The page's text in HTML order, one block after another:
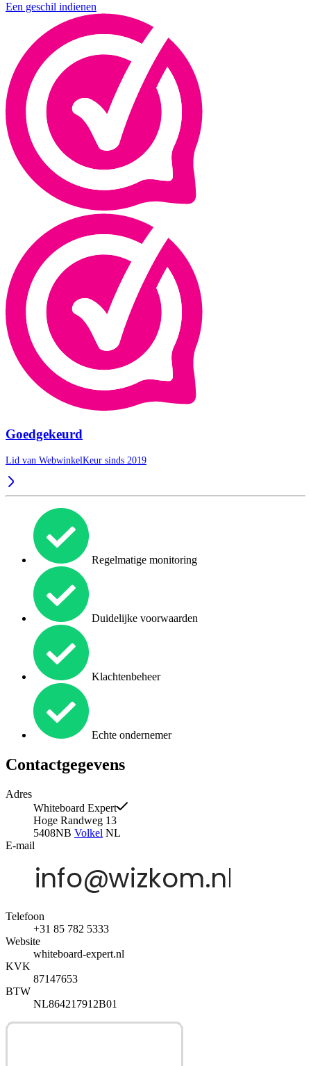
Een geschil indienen
Goedgekeurd
Lid van WebwinkelKeur sinds 2019
Regelmatige monitoring
Duidelijke voorwaarden
Klachtenbeheer
Echte ondernemer
Contactgegevens
Adres
Whiteboard Expert
Hoge Randweg 13
5408NB Volkel NL
E-mail
Telefoon
+31 85 782 5333
Website
whiteboard-expert.nl
KVK
87147653
BTW
NL864217912B01